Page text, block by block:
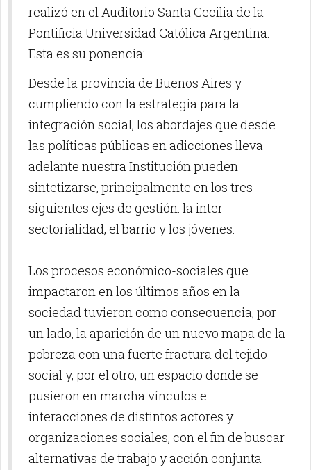
realizó en el Auditorio Santa Cecilia de la
Pontificia Universidad Católica Argentina.
Esta es su ponencia:
Desde la provincia de Buenos Aires y
cumpliendo con la estrategia para la
integración social, los abordajes que desde
las políticas públicas en adicciones lleva
adelante nuestra Institución pueden
sintetizarse, principalmente en los tres
siguientes ejes de gestión: la inter-
sectorialidad, el barrio y los jóvenes.
Los procesos económico-sociales que
impactaron en los últimos años en la
sociedad tuvieron como consecuencia, por
un lado, la aparición de un nuevo mapa de la
pobreza con una fuerte fractura del tejido
social y, por el otro, un espacio donde se
pusieron en marcha vínculos e
interacciones de distintos actores y
organizaciones sociales, con el fin de buscar
alternativas de trabajo y acción conjunta